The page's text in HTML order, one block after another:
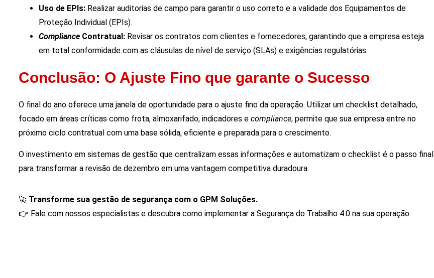
Uso de EPIs: Realizar auditorias de campo para garantir o uso correto e a validade dos Equipamentos de
Proteção Individual (EPIs).
Compliance Contratual: Revisar os contratos com clientes e fornecedores, garantindo que a empresa esteja
em total conformidade com as cláusulas de nível de serviço (SLAs) e exigências regulatórias.
Conclusão: O Ajuste Fino que garante o Sucesso
O final do ano oferece uma janela de oportunidade para o ajuste fino da operação. Utilizar um checklist detalhado,
focado em áreas críticas como frota, almoxarifado, indicadores e compliance, permite que sua empresa entre no
próximo ciclo contratual com uma base sólida, eficiente e preparada para o crescimento.
O investimento em sistemas de gestão que centralizam essas informações e automatizam o checklist é o passo final
para transformar a revisão de dezembro em uma vantagem competitiva duradoura.
🚀 Transforme sua gestão de segurança com o GPM Soluções.
👉 Fale com nossos especialistas e descubra como implementar a Segurança do Trabalho 4.0 na sua operação.